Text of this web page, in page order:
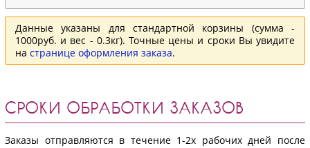
Данные указаны для стандартной корзины (сумма -
1000руб. и вес - 0.3кг). Точные цены и сроки Вы увидите
на странице оформления заказа.
СРОКИ ОБРАБОТКИ ЗАКАЗОВ
Заказы отправляются в течение 1-2х рабочих дней после